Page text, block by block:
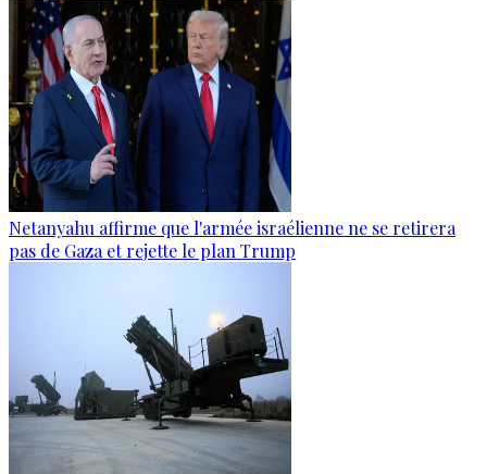
Netanyahu affirme que l'armée israélienne ne se retirera
pas de Gaza et rejette le plan Trump